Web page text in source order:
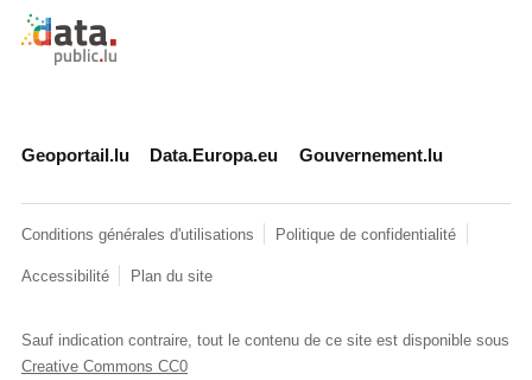
Retour à l'accueil de data.public.lu
Geoportail.lu Data.Europa.eu Gouvernement.lu
Conditions générales d'utilisations Politique de confidentialité
Accessibilité Plan du site
Sauf indication contraire, tout le contenu de ce site est disponible sous
Creative Commons CC0